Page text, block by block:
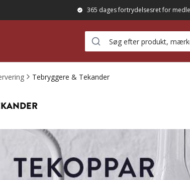
365 dages fortrydelsesret for
Tebryggere & Tekander